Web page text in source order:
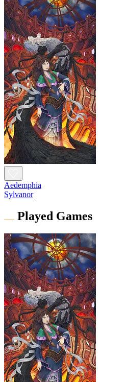
Aedemphia
Sylvanor
Played Games